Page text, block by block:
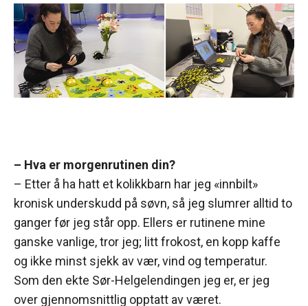
– Hva er morgenrutinen din?
– Etter å ha hatt et kolikkbarn har jeg «innbilt»
kronisk underskudd på søvn, så jeg slumrer alltid to
ganger før jeg står opp. Ellers er rutinene mine
ganske vanlige, tror jeg; litt frokost, en kopp kaffe
og ikke minst sjekk av vær, vind og temperatur.
Som den ekte Sør-Helgelendingen jeg er, er jeg
over gjennomsnittlig opptatt av været.